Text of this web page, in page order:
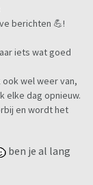
berichten 💪!
iets wat goed
wel weer van,
elke dag opnieuw.
en wordt het
ben je al lang